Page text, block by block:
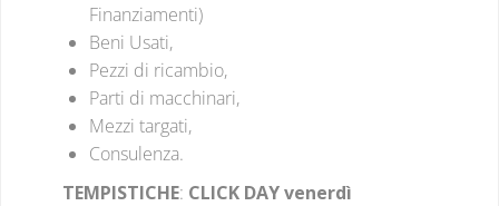
Finanziamenti)
Beni Usati,
Pezzi di ricambio,
Parti di macchinari,
Mezzi targati,
Consulenza.
TEMPISTICHE: CLICK DAY venerdì